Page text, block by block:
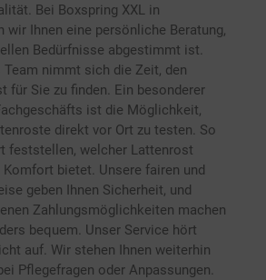
Bei Boxspring XXL in
wir Ihnen eine persönliche Beratung,
Bedürfnisse abgestimmt ist.
Team nimmt sich die Zeit, den
für Sie zu finden. Ein besonderer
ist die Möglichkeit,
direkt vor Ort zu testen. So
feststellen, welcher Lattenrost
Komfort bietet. Unsere fairen und
geben Ihnen Sicherheit, und
Zahlungsmöglichkeiten machen
bequem. Unser Service hört
auf. Wir stehen Ihnen weiterhin
Pflegefragen oder Anpassungen.